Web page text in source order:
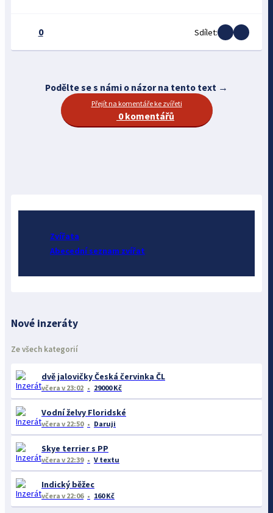
0 Sdílet:
Podělte se s námi o názor na tento text →
Přejít na komentáře ke zvířeti
0 komentářů
Zvířata
Abecední seznam zvířat
Nové inzeráty
Ze všech kategorií
dvě jalovičky Česká červinka ČL
včera v 23:02 29000 Kč
Vodní želvy Floridské
včera v 22:50 Daruji
Skye terrier s PP
včera v 22:39 V textu
Indický běžec
včera v 22:06 160 Kč